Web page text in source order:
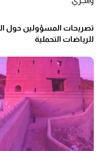
تصريحات المسؤولين حول
للرياضات التحملية